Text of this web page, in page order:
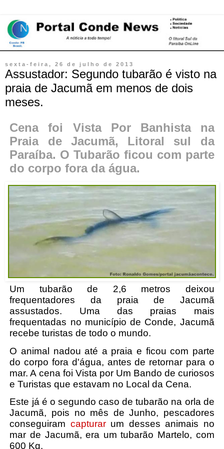
sexta-feira, 26 de julho de 2013
Assustador: Segundo tubarão é visto na
praia de Jacumã em menos de dois
meses.
Cena foi Vista Por Banhista na
Praia de Jacumã, Litoral sul da
Paraíba. O Tubarão ficou com parte
do corpo fora da água.
Um tubarão de 2,6 metros deixou
frequentadores da praia de Jacumã
assustados. Uma das praias mais
frequentadas no município de Conde, Jacumã
recebe turistas de todo o mundo.
O animal nadou até a praia e ficou com parte
do corpo fora d'água, antes de retornar para o
mar. A cena foi Vista por Um Bando de curiosos
e Turistas que estavam no Local da Cena.
Este já é o segundo caso de tubarão na orla de
Jacumã, pois no mês de Junho, pescadores
conseguiram capturarum desses animais no
mar de Jacumã, era um tubarão Martelo, com
600 Kg.